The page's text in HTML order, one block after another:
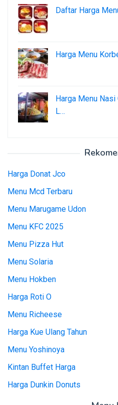
Daftar Harga
Harga Menu
Harga Menu
L…
Harga Donat Jco
Menu Mcd Terbaru
Menu Marugame Udon
Menu KFC 2025
Menu Pizza Hut
Menu Solaria
Menu Hokben
Harga Roti O
Menu Richeese
Harga Kue Ulang Tahun
Menu Yoshinoya
Kintan Buffet Harga
Harga Dunkin Donuts